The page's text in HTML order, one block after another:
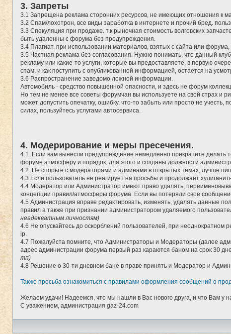
3. Запреты
3.1 Запрещена реклама сторонних ресурсов, не имеющих отношения к
3.2 Спам/лохотрон, все виды заработка в интернете и прочий бред.
3.3 Спекуляция при продаже. т.к рыночная стоимость волговских
быть удаленны с форума без предупреждения.
3.4 Плагиат. при использовании материалов, взятых с сайта или форума,
3.5 Частная реклама без согласования. Нужно понимать, что данный
рекламу или какие-то услуги, которые вы предоставляете, в первую
спам, и как поступить с опубликованной информацией, остается на
3.6 Распространение заведомо ложной информации.
Автомобиль - средство повышенной опасности, и здесь не форум
Но тем не менее все советы форумчан вы используете на свой страх и
может допустить опечатку, ошибку, что-то забыть или просто не
силах, пользуйтесь услугами автосервиса.
4. Модерирование и меры пресечения.
4.1. Если вам вынесли предупреждение немедленно прекратите делать
форуме атмосферу и порядок, для этого и созданы должности
4.2. Не спорьте с модераторами и админами в открытых темах, лучше
4.3 Если пользователь не реагирует на просьбы и продолжает
4.4 Модератор или Администратор имеют право удалять,
концепции правил/атмосферы форума. Если вы потеряли свое
4.5 Администрация вправе редактировать, изменять, удалять данные
правил а также при признании администратором удаляемого
неадекватным личностям)
4.6 Не опускайтесь до оскорблений пользователей, при
ip.
4.7 Пожалуйста помните, что Администраторы и Модераторы (далее
адрес администрации форума первый раз караются баном на срок 30
тп)
4.8 Решение о 30-ти дневном бане в праве принять и Модератор и
Также просьба ознакомиться с правилами оформления сообщений о
Желаем удачи! Надеемся, что мы нашли в Вас нового друга, и что Вам у
С уважением, администрация gaz-24.com